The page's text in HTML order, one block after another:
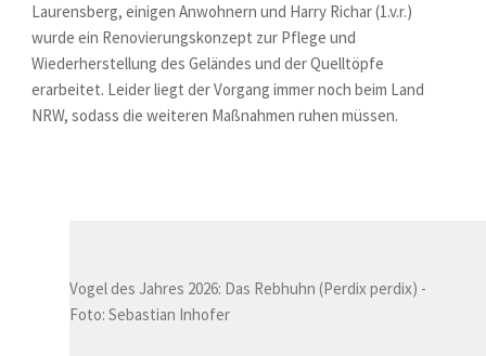
Laurensberg, einigen Anwohnern und Harry Richar (1.v.r.)
wurde ein Renovierungskonzept zur Pflege und
Wiederherstellung des Geländes und der Quelltöpfe
erarbeitet. Leider liegt der Vorgang immer noch beim Land
NRW, sodass die weiteren Maßnahmen ruhen müssen.
Vogel des Jahres 2026: Das Rebhuhn (Perdix perdix) -
Foto: Sebastian Inhofer